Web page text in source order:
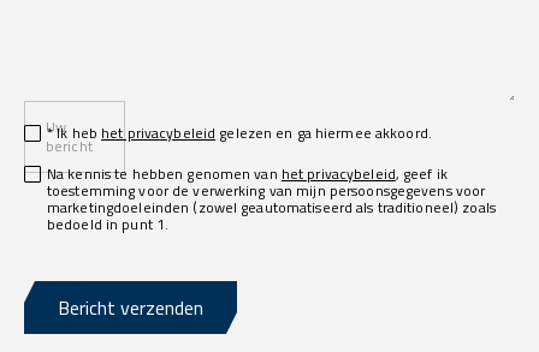
Uw
bericht
* Ik heb het privacybeleid gelezen en ga hiermee akkoord.
Na kennis te hebben genomen van het privacybeleid, geef ik
toestemming voor de verwerking van mijn persoonsgegevens voor
marketingdoeleinden (zowel geautomatiseerd als traditioneel) zoals
bedoeld in punt 1.
Bericht verzenden